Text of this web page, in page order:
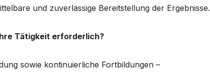
und zuverlässige Bereitstellung der Ergebnisse.
Tätigkeit erforderlich?
sowie kontinuierliche Fortbildungen –